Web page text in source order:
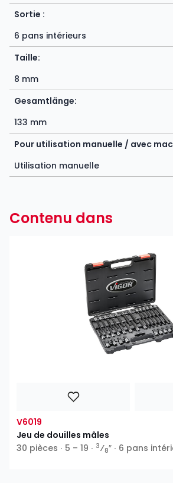
Sortie :
6 pans intérieurs
Taille:
8 mm
Gesamtlänge:
133 mm
Pour utilisation manuelle / avec
Utilisation manuelle
Contenu dans
V6019
Jeu de douilles mâles
30 pièces ∙ 5 – 19 ∙ 3⁄8″ ∙ 6 pans